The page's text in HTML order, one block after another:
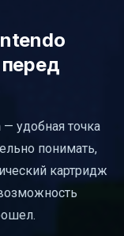
— удобная точка
понимать,
картридж